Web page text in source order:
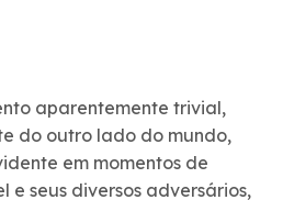
aparentemente trivial,
do outro lado do mundo,
em momentos de
e seus diversos adversários,